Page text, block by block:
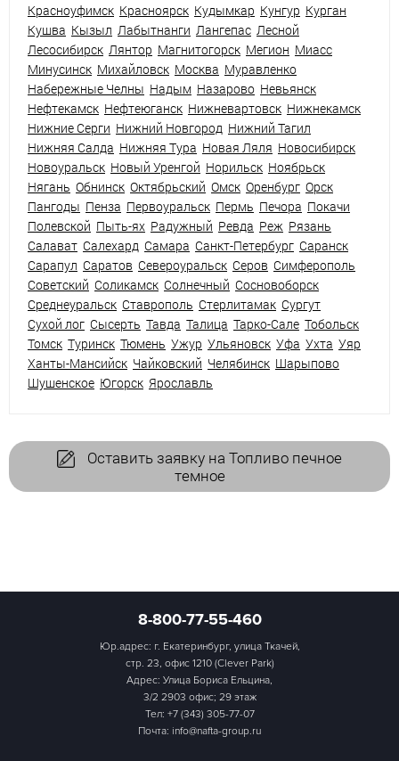
Красноуфимск Красноярск Кудымкар Кунгур Курган
Кушва Кызыл Лабытнанги Лангепас Лесной
Лесосибирск Лянтор Магнитогорск Мегион Миасс
Минусинск Михайловск Москва Муравленко
Набережные Челны Надым Назарово Невьянск
Нефтекамск Нефтеюганск Нижневартовск Нижнекамск
Нижние Серги Нижний Новгород Нижний Тагил
Нижняя Салда Нижняя Тура Новая Ляля Новосибирск
Новоуральск Новый Уренгой Норильск Ноябрьск
Нягань Обнинск Октябрьский Омск Оренбург Орск
Пангоды Пенза Первоуральск Пермь Печора Покачи
Полевской Пыть-ях Радужный Ревда Реж Рязань
Салават Салехард Самара Санкт-Петербург Саранск
Сарапул Саратов Североуральск Серов Симферополь
Советский Соликамск Солнечный Сосновоборск
Среднеуральск Ставрополь Стерлитамак Сургут
Сухой лог Сысерть Тавда Талица Тарко-Сале Тобольск
Томск Туринск Тюмень Ужур Ульяновск Уфа Ухта Уяр
Ханты-Мансийск Чайковский Челябинск Шарыпово
Шушенское Югорск Ярославль
Оставить заявку на Топливо печное
темное
8-800-77-55-460
Юр.адрес: г. Екатеринбург, улица Ткачей,
стр. 23, офис 1210 (Clever Park)
Адрес: Улица Бориса Ельцина,
3/2 2903 офис; 29 этаж
Тел: +7 (343) 305-77-07
Почта: info@nafta-group.ru